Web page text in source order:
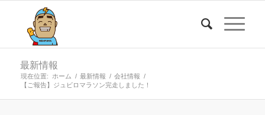
最新情報
現在位置: ホーム / 最新情報 / 会社情報 /
【ご報告】ジュビロマラソン完走しました！